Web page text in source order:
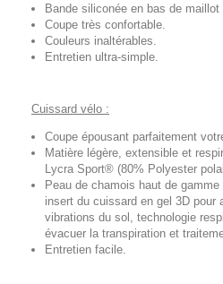
Bande siliconée en bas de
Coupe très confortable.
Couleurs inaltérables.
Entretien ultra-simple.
Cuissard vélo :
Coupe épousant parfaitement
Matière légère, extensible et
Lycra Sport® (80% Polyester
Peau de chamois haut de
insert du cuissard en gel 3D pour
vibrations du sol, technologie
évacuer la transpiration et
Entretien facile.